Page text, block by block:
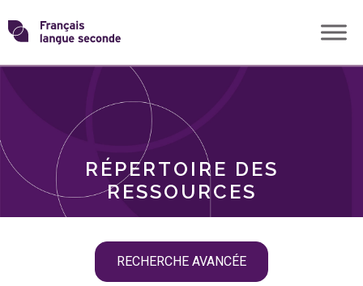
Skip
toTransformons
langue
RÉPERTOIRE DES
RESSOURCES
RECHERCHE AVANCÉE
THÈMES